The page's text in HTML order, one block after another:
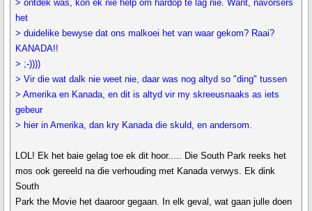
> ontdek was, kon ek nie help om hardop te lag nie. Want, navorsers
het
> duidelike bewyse dat ons malkoei het van waar gekom? Raai?
KANADA!!
> ;-))))
> Vir die wat dalk nie weet nie, daar was nog altyd so "ding" tussen
> Amerika en Kanada, en dit is altyd vir my skreeusnaaks as iets
gebeur
> hier in Amerika, dan kry Kanada die skuld, en andersom.
LOL! Ek het baie gelag toe ek dit hoor..... Die South Park reeks het
mos ook gereeld na die verhouding met Kanada verwys. Ek dink
South
Park the Movie het daaroor gegaan. In elk geval, wat gaan julle doen